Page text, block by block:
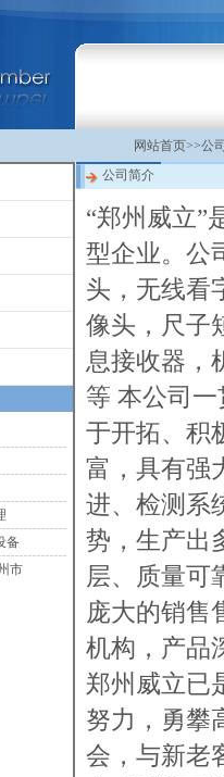
网站首页>>公
备
市
公司简介
“郑州威立”
型企业。公
头，无线看
像头，尺子
息接收器，
等 本公司
于开拓、积
富，具有强
进、检测系
势，生产出
层、质量可
庞大的销售
机构，产品
郑州威立已
努力，勇攀
会，与新老